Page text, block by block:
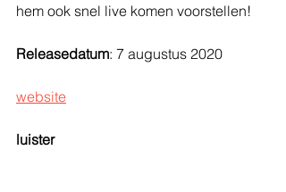
hem ook snel live komen voorstellen!
Releasedatum: 7 augustus 2020
website
luister